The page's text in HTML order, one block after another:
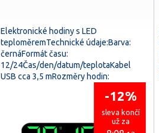
Elektronické hodiny s LED
teploměremTechnické údaje:Barva:
černáFormát času:
12/24Čas/den/datum/teplotaKabel
USB cca 3,5 mRozměry hodin:
-12%
sleva končí
už za